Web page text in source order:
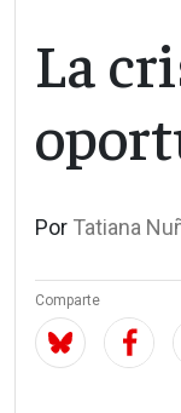
La
Por Tatiana
Comparte